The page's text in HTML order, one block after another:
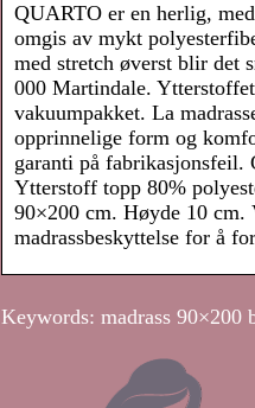
QUARTO er en herlig,
omgis av mykt
med stretch øverst blir det
000 Martindale.
vakuumpakket. La
opprinnelige form og
garanti på fabrikasjonsfeil.
Ytterstoff topp 80%
90×200 cm. Høyde 10 cm.
madrassbeskyttelse for å
Keywords: madrass 90×200